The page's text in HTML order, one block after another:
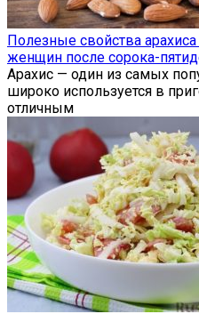
Полезные свойства
женщин после сорока-
Арахис — один из самых
широко используется в
отличным